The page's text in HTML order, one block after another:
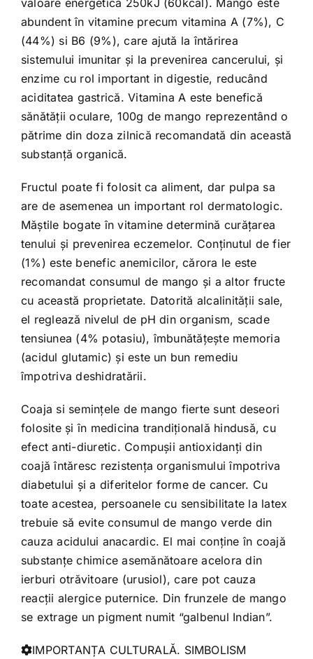
abundent în vitamine precum vitamina A (7%), C
(44%) si B6 (9%), care ajută la întărirea
sistemului imunitar și la prevenirea cancerului, și
enzime cu rol important in digestie, reducând
aciditatea gastrică. Vitamina A este benefică
sănătății oculare, 100g de mango reprezentând o
pătrime din doza zilnică recomandată din această
substanță organică.
Fructul poate fi folosit ca aliment, dar pulpa sa
are de asemenea un important rol dermatologic.
Măștile bogate în vitamine determină curățarea
tenului și prevenirea eczemelor. Conținutul de fier
(1%) este benefic anemicilor, cărora le este
recomandat consumul de mango și a altor fructe
cu această proprietate. Datorită alcalinității sale,
el reglează nivelul de pH din organism, scade
tensiunea (4% potasiu), îmbunătățește memoria
(acidul glutamic) și este un bun remediu
împotriva deshidratării.
Coaja si semințele de mango fierte sunt deseori
folosite și în medicina trandițională hindusă, cu
efect anti-diuretic. Compușii antioxidanți din
coajă întăresc rezistența organismului împotriva
diabetului și a diferitelor forme de cancer. Cu
toate acestea, persoanele cu sensibilitate la latex
trebuie să evite consumul de mango verde din
cauza acidului anacardic. El mai conține în coajă
substanțe chimice asemănătoare acelora din
ierburi otrăvitoare (urusiol), care pot cauza
reacții alergice puternice. Din frunzele de mango
se extrage un pigment numit “galbenul Indian”.
IMPORTANȚA CULTURALĂ. SIMBOLISM